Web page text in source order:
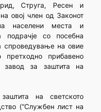
Струга, Ресен и
овој член од Законот
населени места и
подрачје со посебна
спроведување на овие
претходно прибавено
завод за заштита на
на светското
(“Службен лист на